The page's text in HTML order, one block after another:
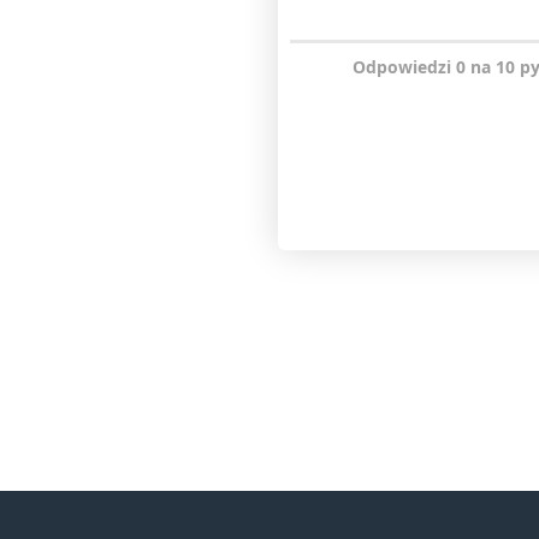
Odpowiedzi 0 na 10